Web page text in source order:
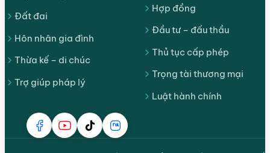
Đất đai
Hôn nhân gia đình
Thừa kế – di chúc
Trợ giúp pháp lý
Hợp đồng
Đầu tư – đấu thầu
Thủ tục cấp phép
Trọng tài thương mại
Luật hành chính